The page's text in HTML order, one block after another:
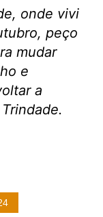
onde vivi
peço
mudar
e
a